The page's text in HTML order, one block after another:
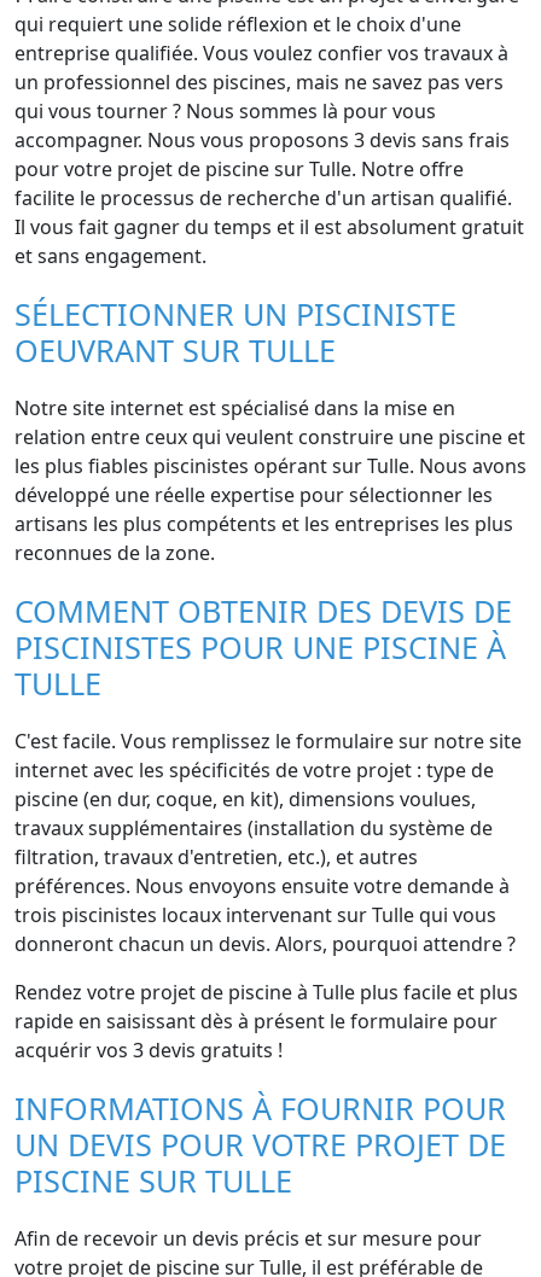
qui requiert une solide réflexion et le choix d'une
entreprise qualifiée. Vous voulez confier vos travaux à
un professionnel des piscines, mais ne savez pas vers
qui vous tourner ? Nous sommes là pour vous
accompagner. Nous vous proposons 3 devis sans frais
pour votre projet de piscine sur Tulle. Notre offre
facilite le processus de recherche d'un artisan qualifié.
Il vous fait gagner du temps et il est absolument gratuit
et sans engagement.
SÉLECTIONNER UN PISCINISTE
OEUVRANT SUR TULLE
Notre site internet est spécialisé dans la mise en
relation entre ceux qui veulent construire une piscine et
les plus fiables piscinistes opérant sur Tulle. Nous avons
développé une réelle expertise pour sélectionner les
artisans les plus compétents et les entreprises les plus
reconnues de la zone.
COMMENT OBTENIR DES DEVIS DE
PISCINISTES POUR UNE PISCINE À
TULLE
C'est facile. Vous remplissez le formulaire sur notre site
internet avec les spécificités de votre projet : type de
piscine (en dur, coque, en kit), dimensions voulues,
travaux supplémentaires (installation du système de
filtration, travaux d'entretien, etc.), et autres
préférences. Nous envoyons ensuite votre demande à
trois piscinistes locaux intervenant sur Tulle qui vous
donneront chacun un devis. Alors, pourquoi attendre ?
Rendez votre projet de piscine à Tulle plus facile et plus
rapide en saisissant dès à présent le formulaire pour
acquérir vos 3 devis gratuits !
INFORMATIONS À FOURNIR POUR
UN DEVIS POUR VOTRE PROJET DE
PISCINE SUR TULLE
Afin de recevoir un devis précis et sur mesure pour
votre projet de piscine sur Tulle, il est préférable de